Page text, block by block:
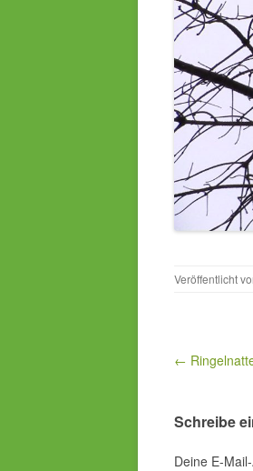
Veröffentlicht
←
Schreibe
Deine E-